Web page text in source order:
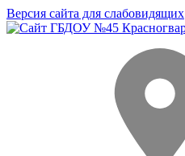
Версия сайта для слабовидящих